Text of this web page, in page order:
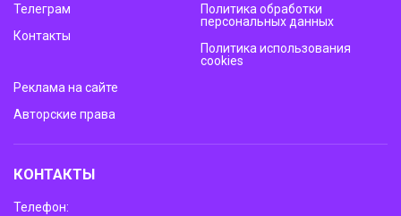
Телеграм
Контакты
Политика обработки
персональных данных
Политика использования
cookies
Реклама на сайте
Авторские права
КОНТАКТЫ
Телефон: